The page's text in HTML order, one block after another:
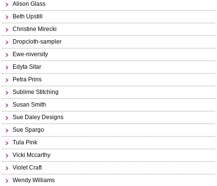
Alison Glass
Beth Upstill
Christine Mirecki
Dropcloth-sampler
Ewe-niversity
Edyta Sitar
Petra Prins
Sublime Stitching
Susan Smith
Sue Daley Designs
Sue Spargo
Tula Pink
Vicki Mccarthy
Violet Craft
Wendy Williams